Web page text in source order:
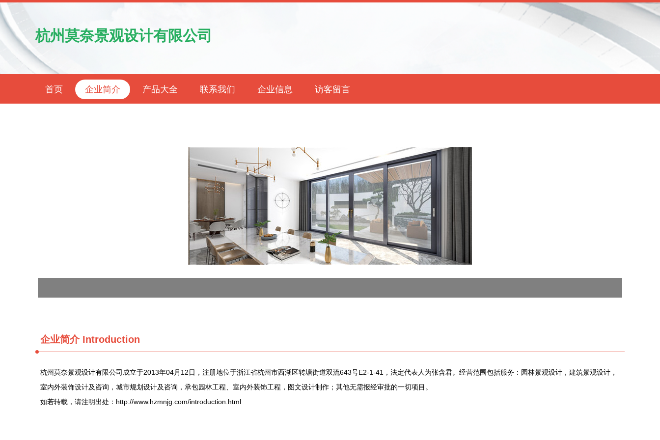
杭州莫奈景观设计有限公司
首页 企业简介 产品大全 联系我们 企业信息 访客留言
企业简介 Introduction
杭州莫奈景观设计有限公司成立于2013年04月12日，注册地位于浙江省杭州市西湖区转塘街道双流643号E2-1-41，法定代表人为张含君。经营范围包括服务：园林景观设计，建筑景观设计，
室内外装饰设计及咨询，城市规划设计及咨询，承包园林工程、室内外装饰工程，图文设计制作；其他无需报经审批的一切项目。
如若转载，请注明出处：http://www.hzmnjg.com/introduction.html